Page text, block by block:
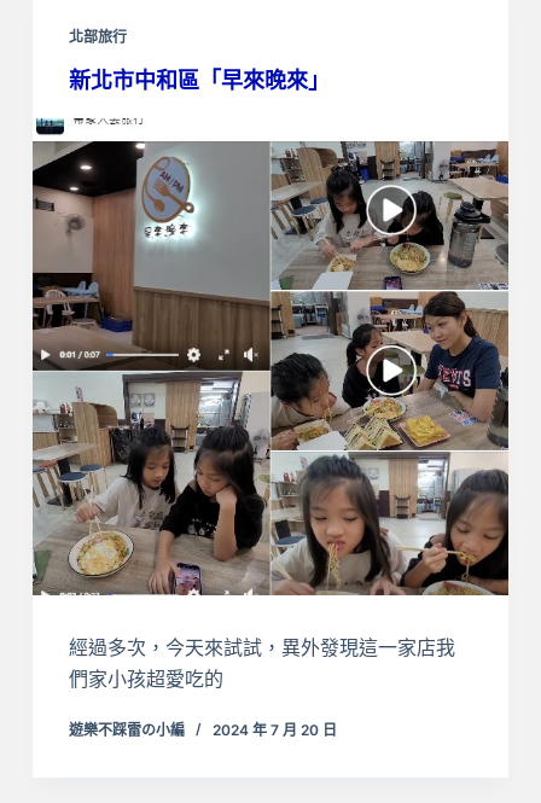
北部旅行
新北市中和區「早來晚來」
經過多次，今天來試試，異外發現這一家店我
們家小孩超愛吃的
遊樂不踩雷の小編 2024 年 7 月 20 日